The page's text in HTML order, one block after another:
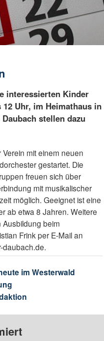
interessierten Kinder
Uhr, im Heimathaus in
stellen dazu
mit einem neuen
gestartet. Die
freuen sich über
mit musikalischer
möglich. Geeignet ist eine
ab etwa 8 Jahren. Weitere
beim
Frink per E-Mail an
daubach.de.
im Westerwald